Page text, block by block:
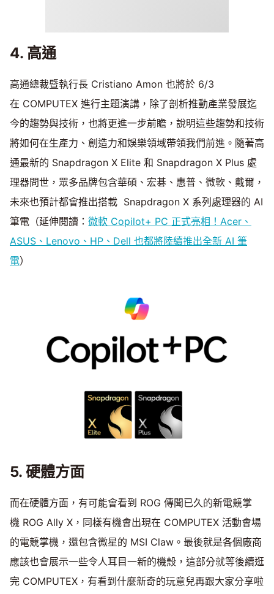
4. 高通
高通總裁暨執行長 Cristiano Amon 也將於 6/3
在 COMPUTEX 進行主題演講，除了剖析推動產業發展迄
今的趨勢與技術，也將更進一步前瞻，說明這些趨勢和技術
將如何在生產力、創造力和娛樂領域帶領我們前進。隨著高
通最新的 Snapdragon X Elite 和 Snapdragon X Plus 處
理器問世，眾多品牌包含華碩、宏碁、惠普、微軟、戴爾，
未來也預計都會推出搭載 Snapdragon X 系列處理器的 AI
筆電（延伸閱讀： 微軟 Copilot+ PC 正式亮相！Acer、
ASUS、Lenovo、HP、Dell 也都將陸續推出全新 AI 筆
電）
5. 硬體方面
而在硬體方面，有可能會看到 ROG 傳聞已久的新電競掌
機 ROG Ally X，同樣有機會出現在 COMPUTEX 活動會場
的電競掌機，還包含微星的 MSI Claw。最後就是各個廠商
應該也會展示一些令人耳目一新的機殼，這部分就等後續逛
完 COMPUTEX，有看到什麼新奇的玩意兒再跟大家分享啦